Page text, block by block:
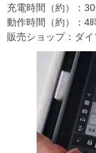
充電時間（約）：
動作時間（約）：4
販売ショップ：ダイ